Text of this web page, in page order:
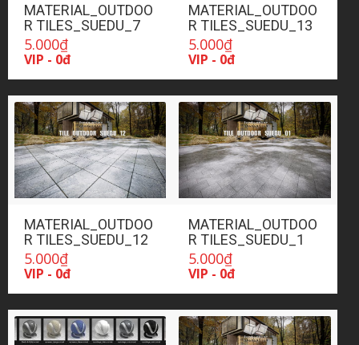
MATERIAL_OUTDOO
R TILES_SUEDU_7
5.000₫
VIP - 0đ
MATERIAL_OUTDOO
R TILES_SUEDU_13
5.000₫
VIP - 0đ
MATERIAL_OUTDOO
R TILES_SUEDU_12
5.000₫
VIP - 0đ
MATERIAL_OUTDOO
R TILES_SUEDU_1
5.000₫
VIP - 0đ